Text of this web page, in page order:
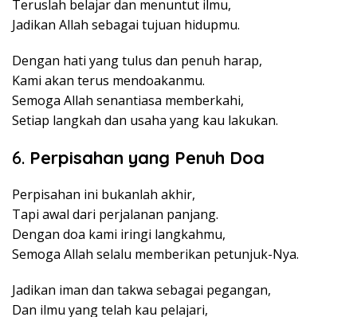
Teruslah belajar dan menuntut ilmu,
Jadikan Allah sebagai tujuan hidupmu.
Dengan hati yang tulus dan penuh harap,
Kami akan terus mendoakanmu.
Semoga Allah senantiasa memberkahi,
Setiap langkah dan usaha yang kau lakukan.
6. Perpisahan yang Penuh Doa
Perpisahan ini bukanlah akhir,
Tapi awal dari perjalanan panjang.
Dengan doa kami iringi langkahmu,
Semoga Allah selalu memberikan petunjuk-Nya.
Jadikan iman dan takwa sebagai pegangan,
Dan ilmu yang telah kau pelajari,